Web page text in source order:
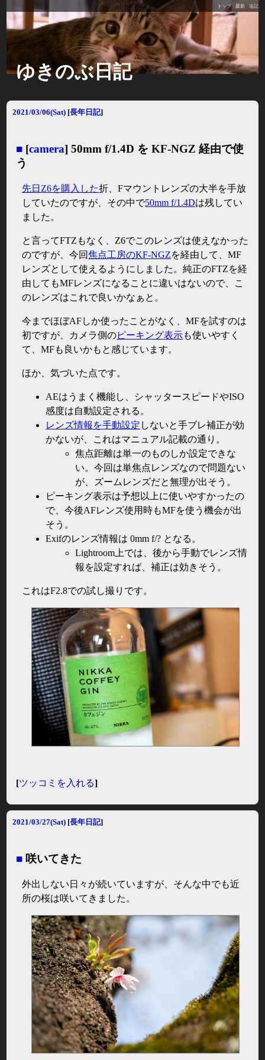
トップ 最新 追記
ゆきのぶ日記
2021/03/06(Sat) [長年日記]
■ [camera] 50mm f/1.4D を KF-NGZ 経由で使
う
先日Z6を購入した折、Fマウントレンズの大半を手放
していたのですが、その中で50mm f/1.4Dは残してい
ました。
と言ってFTZもなく、Z6でこのレンズは使えなかった
のですが、今回焦点工房のKF-NGZを経由して、MF
レンズとして使えるようにしました。純正のFTZを経
由してもMFレンズになることに違いはないので、こ
のレンズはこれで良いかなぁと。
今までほぼAFしか使ったことがなく、MFを試すのは
初ですが、カメラ側のピーキング表示も使いやすく
て、MFも良いかもと感じています。
ほか、気づいた点です。
AEはうまく機能し、シャッタースピードやISO
感度は自動設定される。
レンズ情報を手動設定 しないと手ブレ補正が効
かないが、これはマニュアル記載の通り。
焦点距離は単一のものしか設定できな
い。今回は単焦点レンズなので問題ない
が、ズームレンズだと無理が出そう。
ピーキング表示は予想以上に使いやすかったの
で、今後AFレンズ使用時もMFを使う機会が出
そう。
Exifのレンズ情報は 0mm f/? となる。
Lightroom上では、後から手動でレンズ情
報を設定すれば、補正は効きそう。
これはF2.8での試し撮りです。
[ツッコミを入れる]
2021/03/27(Sat) [長年日記]
■ 咲いてきた
外出しない日々が続いていますが、そんな中でも近
所の桜は咲いてきました。